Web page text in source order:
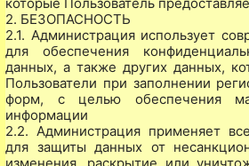
которые Пользователь
2. БЕЗОПАСНОСТЬ
2.1. Администрация использует
для обеспечения
данных, а также других данных,
Пользователи при заполнении
форм, с целью обеспечения
информации
2.2. Администрация применяет
для защиты данных от